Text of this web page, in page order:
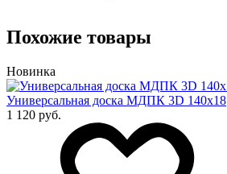
Похожие товары
Новинка
Универсальная доска МДПК 3D 140x18
1 120 руб.